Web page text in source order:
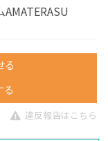
る
る
違反報告はこちら